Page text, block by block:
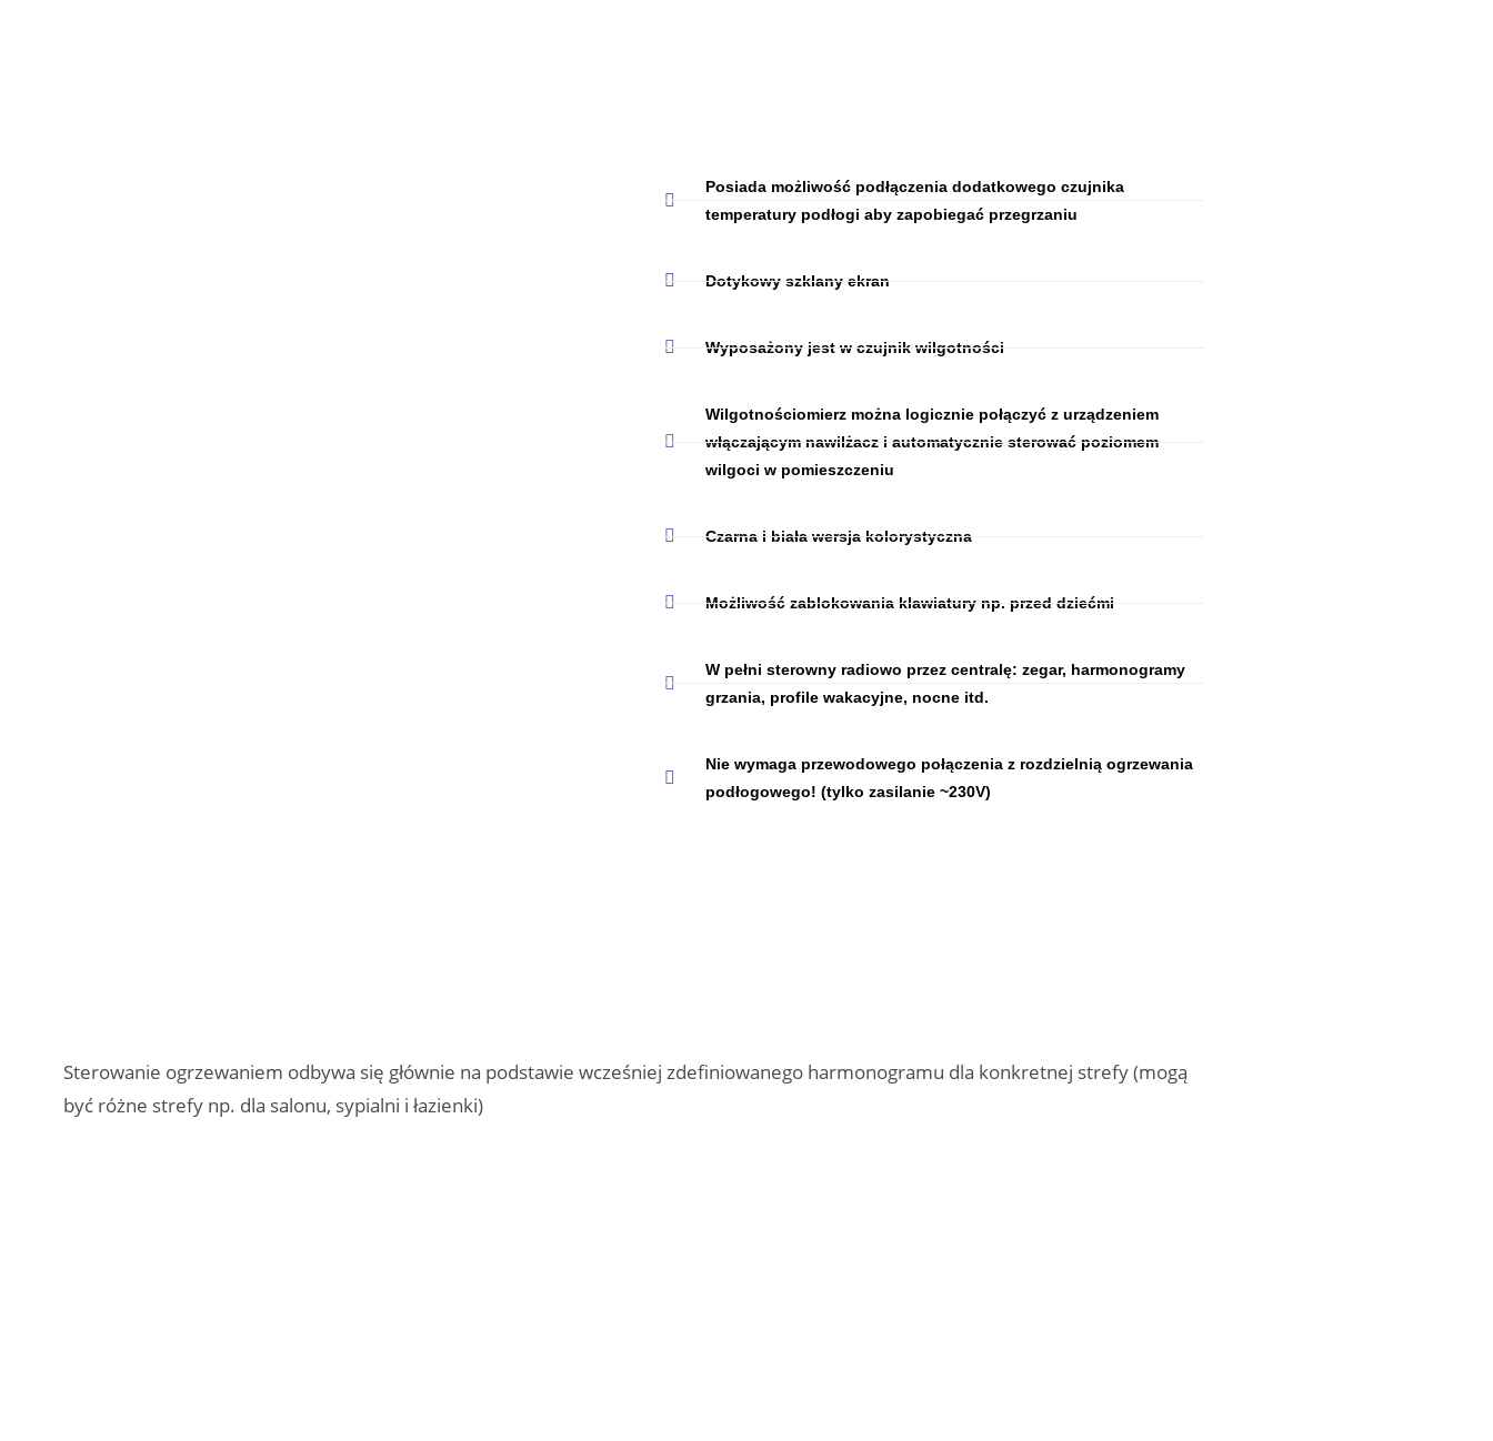
Posiada możliwość podłączenia dodatkowego czujnika
temperatury podłogi aby zapobiegać przegrzaniu
Dotykowy szklany ekran
Wyposażony jest w czujnik wilgotności
Wilgotnościomierz można logicznie połączyć z urządzeniem
włączającym nawilżacz i automatycznie sterować poziomem
wilgoci w pomieszczeniu
Czarna i biała wersja kolorystyczna
Możliwość zablokowania klawiatury np. przed dziećmi
W pełni sterowny radiowo przez centralę: zegar, harmonogramy
grzania, profile wakacyjne, nocne itd.
Nie wymaga przewodowego połączenia z rozdzielnią ogrzewania
podłogowego! (tylko zasilanie ~230V)
Sterowanie ogrzewaniem odbywa się głównie na podstawie wcześniej zdefiniowanego harmonogramu dla konkretnej strefy (mogą
być różne strefy np. dla salonu, sypialni i łazienki)